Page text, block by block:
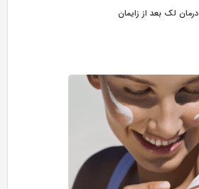
لک بعد از زایمان